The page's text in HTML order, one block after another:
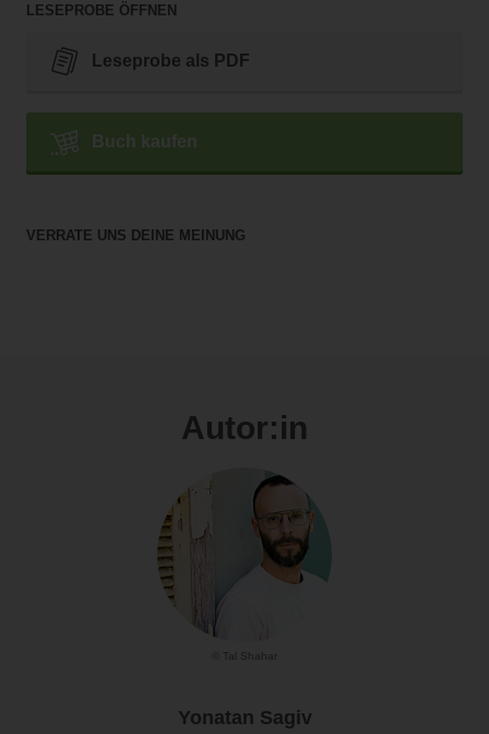
LESEPROBE ÖFFNEN
Leseprobe als PDF
Buch kaufen
VERRATE UNS DEINE MEINUNG
Autor:in
© Tal Shahar
Yonatan Sagiv